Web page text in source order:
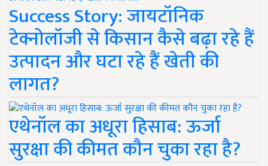
Success Story: जायटॉनिक
टेक्नोलॉजी से किसान कैसे बढ़ा रहे हैं
उत्पादन और घटा रहे हैं खेती की
लागत?
एथेनॉल का अधूरा हिसाब: ऊर्जा
सुरक्षा की कीमत कौन चुका रहा है?